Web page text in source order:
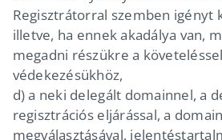
Regisztrátorral szemben igényt
illetve, ha ennek akadálya van,
megadni részükre a
védekezésükhöz,
d) a neki delegált domainnel, a
regisztrációs eljárással, a
megválasztásával,